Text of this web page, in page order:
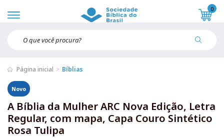
0
Página inicial Bíblias
Novo
A Bíblia da Mulher ARC Nova Edição, Letra
Regular, com mapa, Capa Couro Sintético
Rosa Tulipa